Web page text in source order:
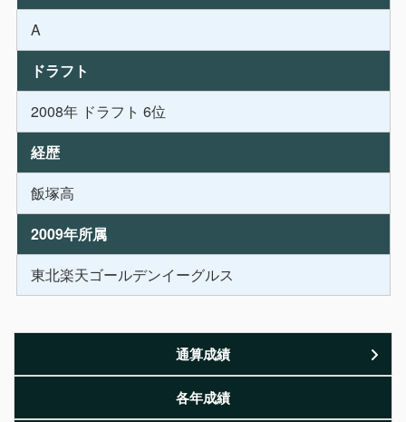
A
ドラフト
2008年 ドラフト 6位
経歴
飯塚高
2009年所属
東北楽天ゴールデンイーグルス
通算成績
各年成績